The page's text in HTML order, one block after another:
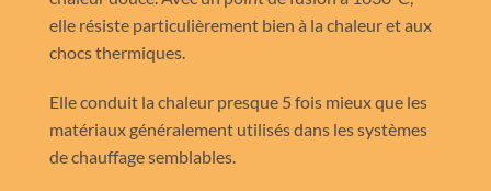
elle résiste particulièrement bien à la chaleur et aux
chocs thermiques.
Elle conduit la chaleur presque 5 fois mieux que les
matériaux généralement utilisés dans les systèmes
de chauffage semblables.